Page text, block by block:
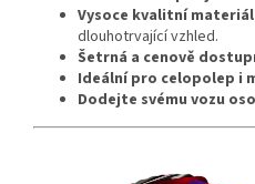
Vysoce kvalitní materiál
dlouhotrvající vzhled.
Šetrná a cenově
Ideální pro celopolep i
Dodejte svému vozu